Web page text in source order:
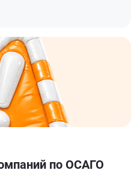
по ОСАГО